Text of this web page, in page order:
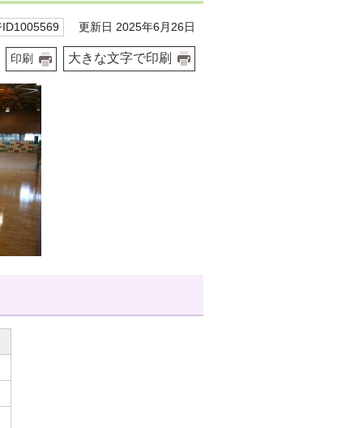
ID1005569 更新日 2025年6月26日
印刷 大きな文字で印刷